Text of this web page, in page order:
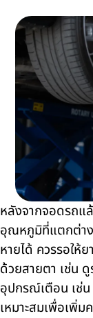
หลังจากจอดรถแ
อุณหภูมิที่แตกต่าง
หายได้ ควรรอให้
ด้วยสายตา เช่น
อุปกรณ์เตือน เช่น
เหมาะสมเพื่อเพิ่